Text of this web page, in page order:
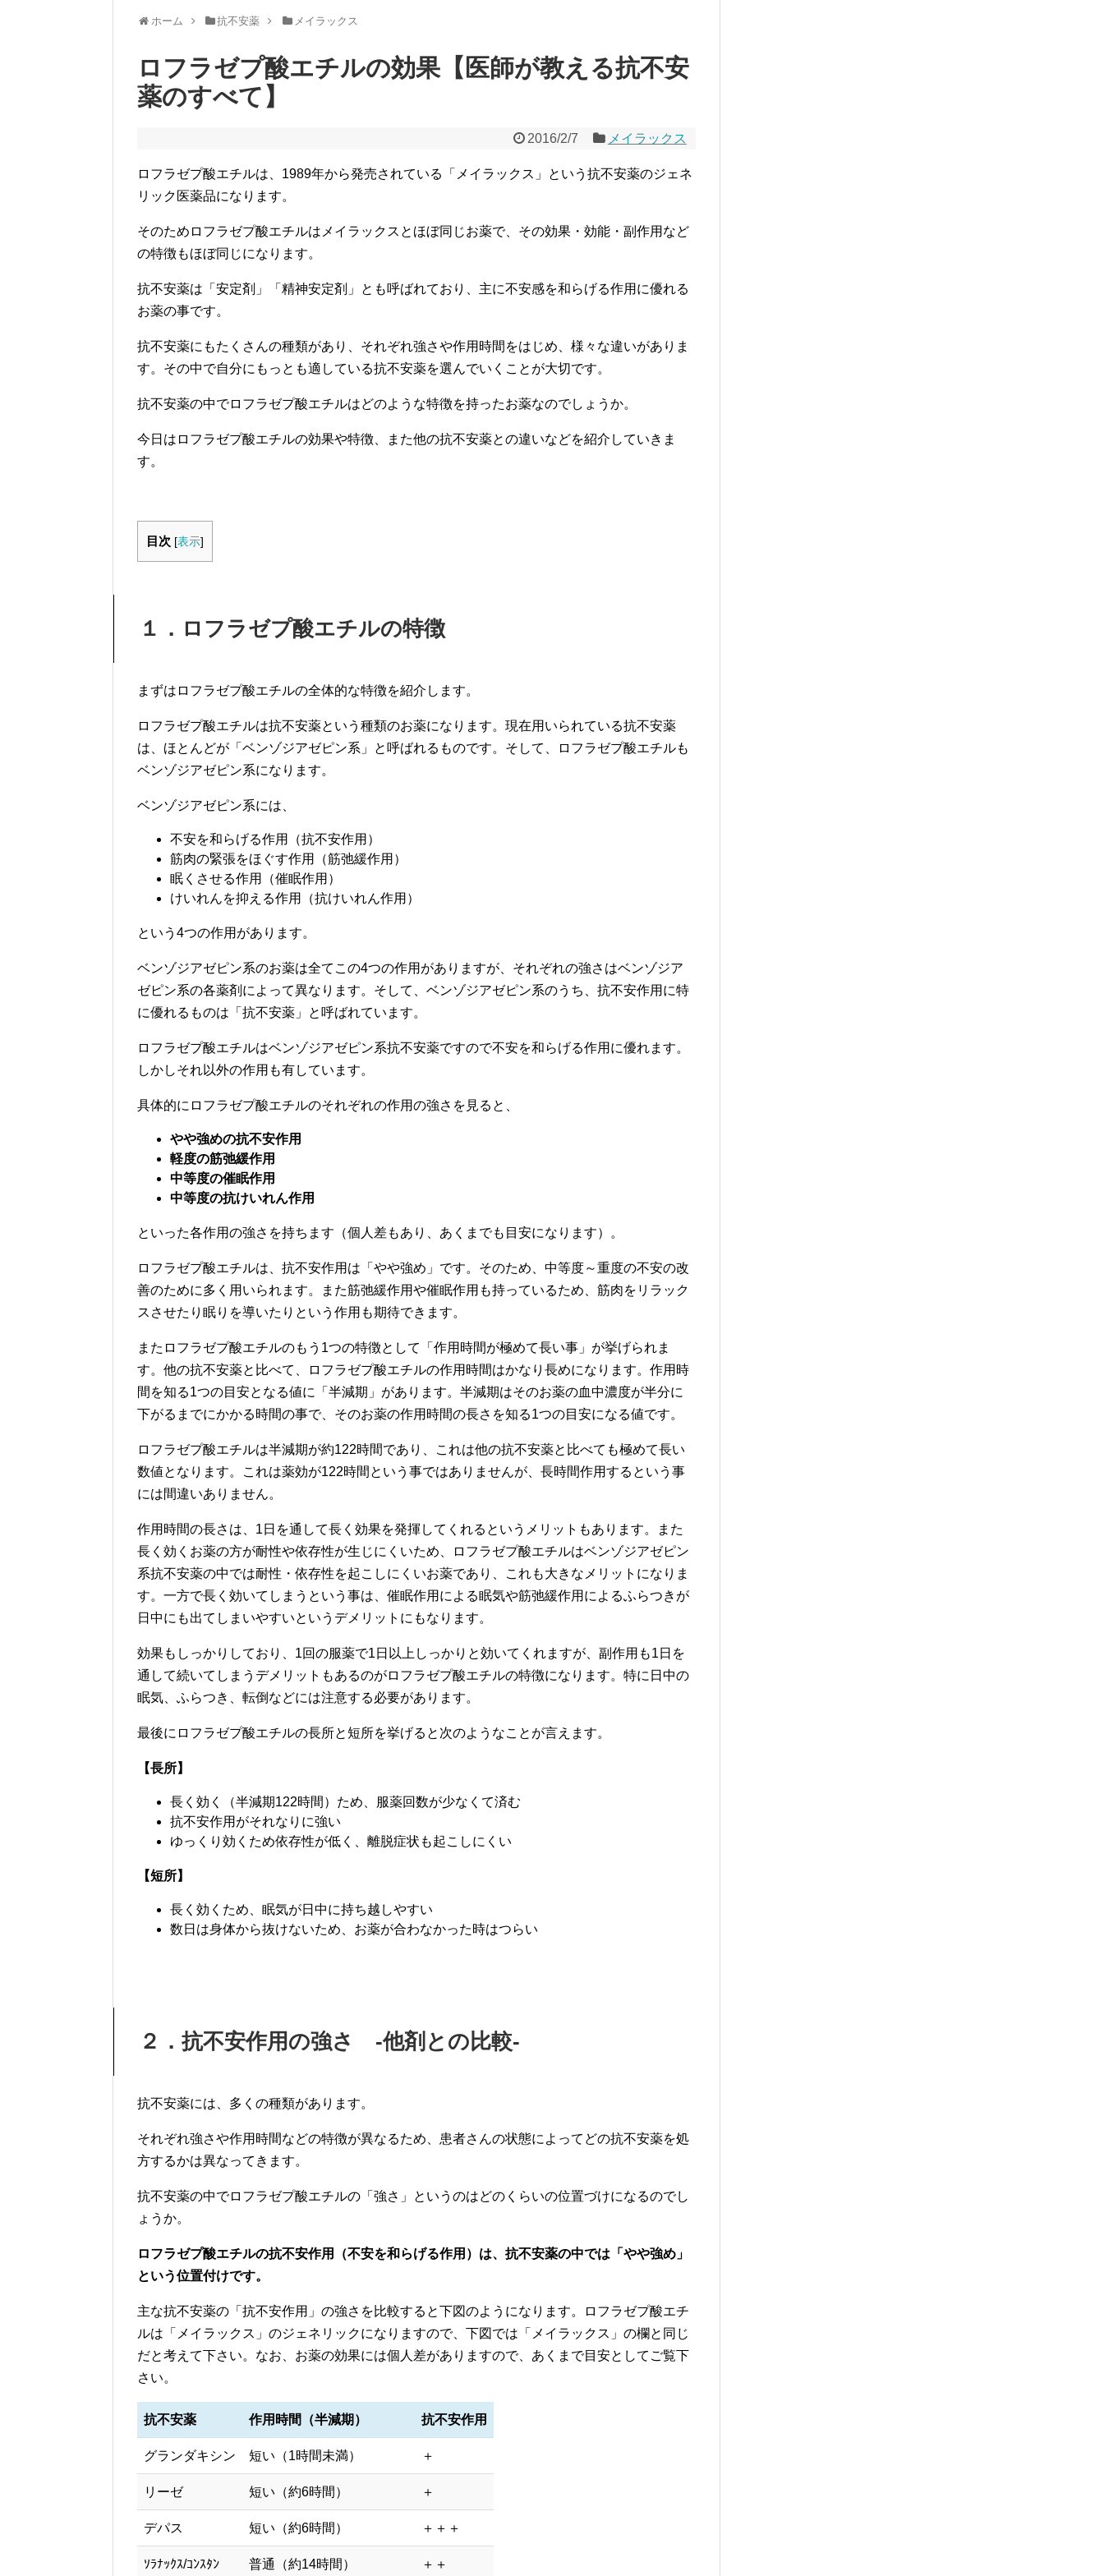
ホーム 抗不安薬 メイラックス
ロフラゼプ酸エチルの効果【医師が教える抗不安
薬のすべて】
2016/2/7 メイラックス
ロフラゼプ酸エチルは、1989年から発売されている「メイラックス」という抗不安薬のジェネ
リック医薬品になります。
そのためロフラゼプ酸エチルはメイラックスとほぼ同じお薬で、その効果・効能・副作用など
の特徴もほぼ同じになります。
抗不安薬は「安定剤」「精神安定剤」とも呼ばれており、主に不安感を和らげる作用に優れる
お薬の事です。
抗不安薬にもたくさんの種類があり、それぞれ強さや作用時間をはじめ、様々な違いがありま
す。その中で自分にもっとも適している抗不安薬を選んでいくことが大切です。
抗不安薬の中でロフラゼプ酸エチルはどのような特徴を持ったお薬なのでしょうか。
今日はロフラゼプ酸エチルの効果や特徴、また他の抗不安薬との違いなどを紹介していきま
す。
目次 [表示]
１．ロフラゼプ酸エチルの特徴
まずはロフラゼプ酸エチルの全体的な特徴を紹介します。
ロフラゼプ酸エチルは抗不安薬という種類のお薬になります。現在用いられている抗不安薬
は、ほとんどが「ベンゾジアゼピン系」と呼ばれるものです。そして、ロフラゼプ酸エチルも
ベンゾジアゼピン系になります。
ベンゾジアゼピン系には、
不安を和らげる作用（抗不安作用）
筋肉の緊張をほぐす作用（筋弛緩作用）
眠くさせる作用（催眠作用）
けいれんを抑える作用（抗けいれん作用）
という4つの作用があります。
ベンゾジアゼピン系のお薬は全てこの4つの作用がありますが、それぞれの強さはベンゾジア
ゼピン系の各薬剤によって異なります。そして、ベンゾジアゼピン系のうち、抗不安作用に特
に優れるものは「抗不安薬」と呼ばれています。
ロフラゼプ酸エチルはベンゾジアゼピン系抗不安薬ですので不安を和らげる作用に優れます。
しかしそれ以外の作用も有しています。
具体的にロフラゼプ酸エチルのそれぞれの作用の強さを見ると、
やや強めの抗不安作用
軽度の筋弛緩作用
中等度の催眠作用
中等度の抗けいれん作用
といった各作用の強さを持ちます（個人差もあり、あくまでも目安になります）。
ロフラゼプ酸エチルは、抗不安作用は「やや強め」です。そのため、中等度～重度の不安の改
善のために多く用いられます。また筋弛緩作用や催眠作用も持っているため、筋肉をリラック
スさせたり眠りを導いたりという作用も期待できます。
またロフラゼプ酸エチルのもう1つの特徴として「作用時間が極めて長い事」が挙げられま
す。他の抗不安薬と比べて、ロフラゼプ酸エチルの作用時間はかなり長めになります。作用時
間を知る1つの目安となる値に「半減期」があります。半減期はそのお薬の血中濃度が半分に
下がるまでにかかる時間の事で、そのお薬の作用時間の長さを知る1つの目安になる値です。
ロフラゼプ酸エチルは半減期が約122時間であり、これは他の抗不安薬と比べても極めて長い
数値となります。これは薬効が122時間という事ではありませんが、長時間作用するという事
には間違いありません。
作用時間の長さは、1日を通して長く効果を発揮してくれるというメリットもあります。また
長く効くお薬の方が耐性や依存性が生じにくいため、ロフラゼプ酸エチルはベンゾジアゼピン
系抗不安薬の中では耐性・依存性を起こしにくいお薬であり、これも大きなメリットになりま
す。一方で長く効いてしまうという事は、催眠作用による眠気や筋弛緩作用によるふらつきが
日中にも出てしまいやすいというデメリットにもなります。
効果もしっかりしており、1回の服薬で1日以上しっかりと効いてくれますが、副作用も1日を
通して続いてしまうデメリットもあるのがロフラゼプ酸エチルの特徴になります。特に日中の
眠気、ふらつき、転倒などには注意する必要があります。
最後にロフラゼプ酸エチルの長所と短所を挙げると次のようなことが言えます。
【長所】
長く効く（半減期122時間）ため、服薬回数が少なくて済む
抗不安作用がそれなりに強い
ゆっくり効くため依存性が低く、離脱症状も起こしにくい
【短所】
長く効くため、眠気が日中に持ち越しやすい
数日は身体から抜けないため、お薬が合わなかった時はつらい
２．抗不安作用の強さ -他剤との比較-
抗不安薬には、多くの種類があります。
それぞれ強さや作用時間などの特徴が異なるため、患者さんの状態によってどの抗不安薬を処
方するかは異なってきます。
抗不安薬の中でロフラゼプ酸エチルの「強さ」というのはどのくらいの位置づけになるのでし
ょうか。
ロフラゼプ酸エチルの抗不安作用（不安を和らげる作用）は、抗不安薬の中では「やや強め」
という位置付けです。
主な抗不安薬の「抗不安作用」の強さを比較すると下図のようになります。ロフラゼプ酸エチ
ルは「メイラックス」のジェネリックになりますので、下図では「メイラックス」の欄と同じ
だと考えて下さい。なお、お薬の効果には個人差がありますので、あくまで目安としてご覧下
さい。
抗不安薬 作用時間（半減期） 抗不安作用
グランダキシン 短い（1時間未満） ＋
リーゼ 短い（約6時間） ＋
デパス 短い（約6時間） ＋＋＋
ｿﾗﾅｯｸｽ/ｺﾝｽﾀﾝ 普通（約14時間） ＋＋